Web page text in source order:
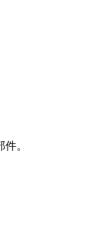
。